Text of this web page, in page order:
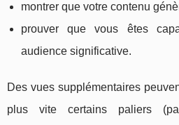
montrer que votre contenu
prouver que vous êtes
audience significative.
Des vues supplémentaires
plus vite certains paliers